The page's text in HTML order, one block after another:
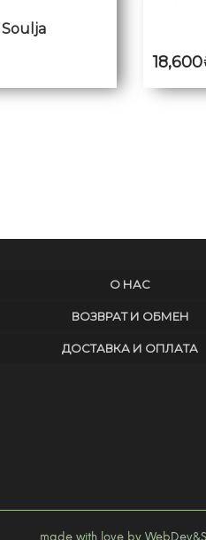
18,600
О НАС
ВОЗВРАТ И ОБМЕН
ДОСТАВКА И ОПЛАТА
made with love by